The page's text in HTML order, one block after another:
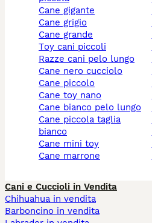
cane gigante
cane grigio
cane grande
toy cani piccoli
razze cani pelo lungo
cane nero cucciolo
cane piccolo
cane toy nano
cane bianco pelo lungo
cane piccola taglia
bianco
cane mini toy
cane marrone
Cani e Cuccioli in Vendita
Chihuahua in vendita
Barboncino in vendita